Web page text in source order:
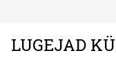
LUGEJAD